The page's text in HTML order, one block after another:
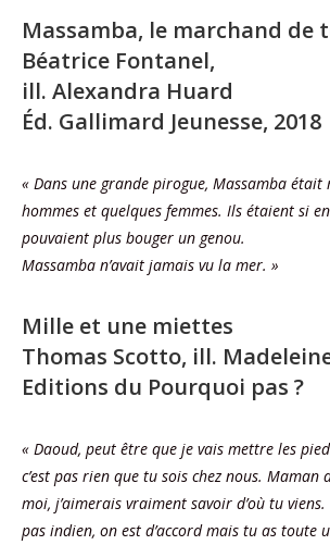
Massamba, le marchand de
Béatrice Fontanel,
ill. Alexandra Huard
Éd. Gallimard Jeunesse, 2018
« Dans une grande pirogue, Massamba était
hommes et quelques femmes. Ils étaient si
pouvaient plus bouger un genou.
Massamba n’avait jamais vu la mer. »
Mille et une miettes
Thomas Scotto, ill.
Editions du Pourquoi pas ?
« Daoud, peut être que je vais mettre les
c’est pas rien que tu sois chez nous. Maman
moi, j’aimerais vraiment savoir d’où tu viens.
pas indien, on est d’accord mais tu as toute